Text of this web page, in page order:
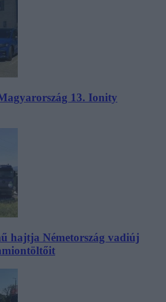
13. Ionity
hajtja Németország vadiúj